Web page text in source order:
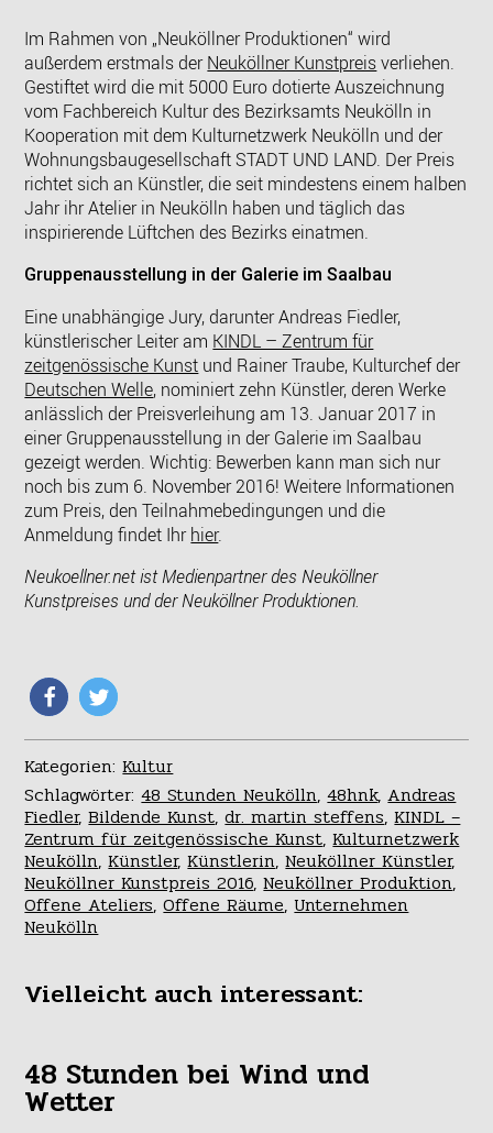
Im Rahmen von „Neuköllner Produktionen“ wird
außerdem erstmals derNeuköllner Kunstpreisverliehen.
Gestiftet wird die mit 5000 Euro dotierte Auszeichnung
vom Fachbereich Kultur des Bezirksamts Neukölln in
Kooperation mit dem Kulturnetzwerk Neukölln und der
Wohnungsbaugesellschaft STADT UND LAND. Der Preis
richtet sich an Künstler, die seit mindestens einem halben
Jahr ihr Atelier in Neukölln haben und täglich das
inspirierende Lüftchen des Bezirks einatmen.
Gruppenausstellung in der Galerie im Saalbau
Eine unabhängige Jury, darunter Andreas Fiedler,
künstlerischer Leiter am KINDL – Zentrum für
zeitgenössische Kunst und Rainer Traube, Kulturchef der
Deutschen Welle, nominiert zehn Künstler, deren Werke
anlässlich der Preisverleihung am 13. Januar 2017 in
einer Gruppenausstellung in der Galerie im Saalbau
gezeigt werden. Wichtig: Bewerben kann man sich nur
noch bis zum 6. November 2016! Weitere Informationen
zum Preis, den Teilnahmebedingungen und die
Anmeldung findet Ihrhier.
Neukoellner.net ist Medienpartner des Neuköllner
Kunstpreises und der Neuköllner Produktionen.
Kategorien:Kultur
Schlagwörter:48 Stunden Neukölln,48hnk,Andreas
Fiedler,Bildende Kunst,dr. martin steffens,KINDL –
Zentrum für zeitgenössische Kunst,Kulturnetzwerk
Neukölln,Künstler,Künstlerin,Neuköllner Künstler,
Neuköllner Kunstpreis 2016,Neuköllner Produktion,
Offene Ateliers,Offene Räume,Unternehmen
Neukölln
Vielleicht auch interessant:
48 Stunden bei Wind und
Wetter